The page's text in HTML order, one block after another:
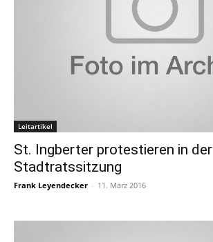
Leitartikel
St. Ingberter protestieren in der
Stadtratssitzung
Frank Leyendecker - 11. März 2016